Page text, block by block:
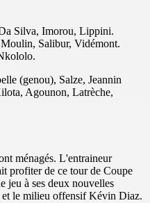
Silva, Imorou, Lippini.
Salibur, Vidémont.
(genou), Salze, Jeannin
Agounon, Latrèche,
ménagés. L'entraineur
profiter de ce tour de Coupe
jeu à ses deux nouvelles
et le milieu offensif Kévin Diaz.